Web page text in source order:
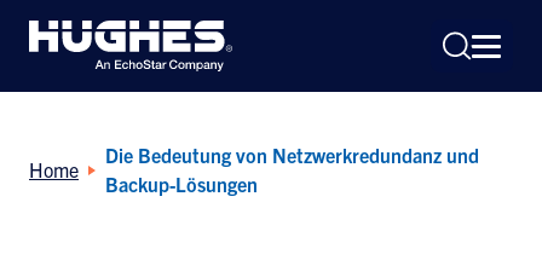
Home
Die Bedeutung von Netzwerkredundanz und
Backup-Lösungen